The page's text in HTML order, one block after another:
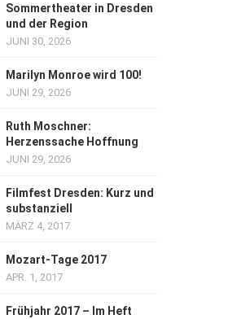
Sommertheater in Dresden
und der Region
JUNI 30, 2026
Marilyn Monroe wird 100!
JUNI 29, 2026
Ruth Moschner:
Herzenssache Hoffnung
JUNI 29, 2026
Filmfest Dresden: Kurz und
substanziell
MÄRZ 4, 2017
Mozart-Tage 2017
APR. 1, 2017
Frühjahr 2017 – Im Heft